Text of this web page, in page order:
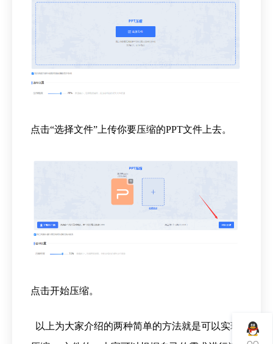
点击“选择文件”上传你要压缩的PPT文件上去。
点击开始压缩。
以上为大家介绍的两种简单的方法就是可以实现